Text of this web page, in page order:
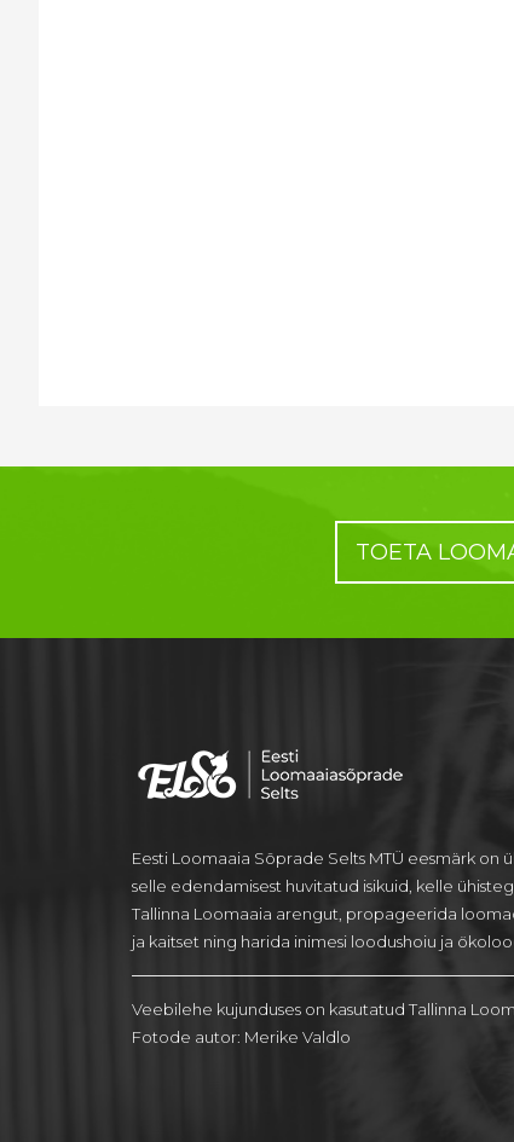
TOETA
Eesti Loomaaia Sõprade Selts MTÜ eesmärk on
selle edendamisest huvitatud isikuid, kelle
Tallinna Loomaaia arengut, propageerida
ja kaitset ning harida inimesi loodushoiu ja
Veebilehe kujunduses on kasutatud Tallinna
Fotode autor: Merike Valdlo